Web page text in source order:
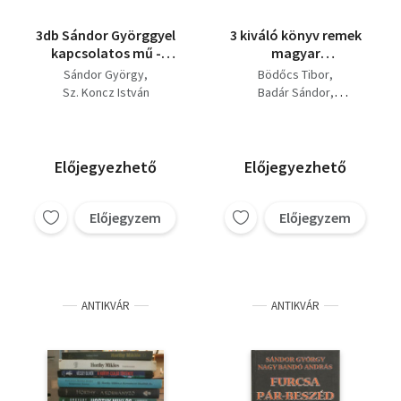
3db Sándor Györggyel
kapcsolatos mű -
Sándor György-Nagy
Bandó András-Furcsa
Koncz István-Sándor
György avagy igric jár
Sándor György
Sz. Koncz István
Előjegyezhető
Előjegyzem
3 kiváló könyv remek
magyar
humoristáktól:
Nézeteltérítés, Addig
Bödőcs Tibor
Badár Sándor
Előjegyezhető
Előjegyzem
ANTIKVÁR ANTIKVÁR